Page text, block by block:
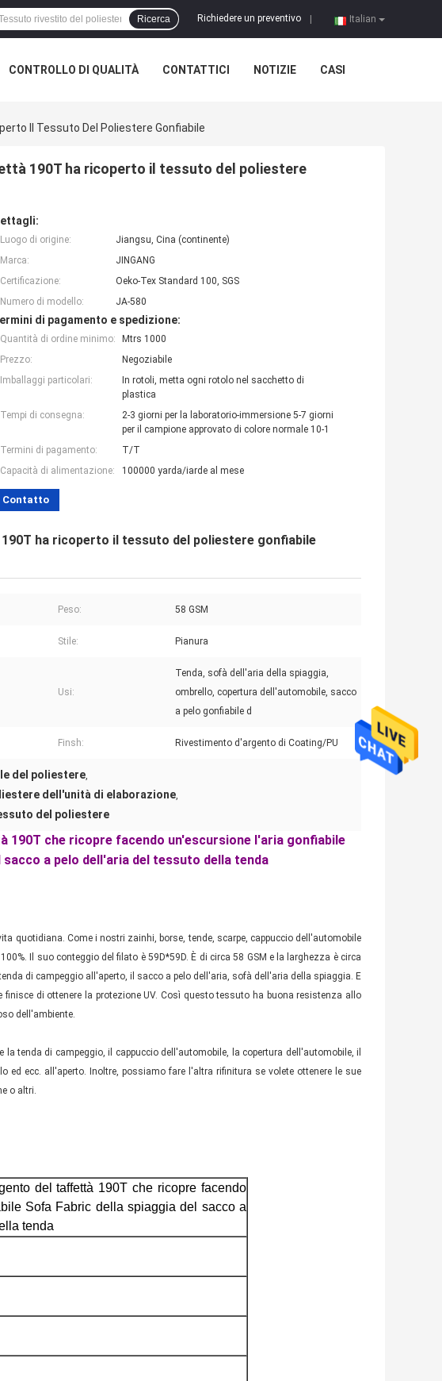
Italian
Richiedere un preventivo
Ricerca
CONTROLLO DI QUALITÀ CONTATTICI NOTIZIE CASI
Il Tessuto Del Poliestere Gonfiabile
190T ha ricoperto il tessuto del poliestere
Luogo di origine:
Jiangsu, Cina (continente)
Marca:
JINGANG
Certificazione:
Oeko-Tex Standard 100, SGS
Numero di modello:
JA-580
di pagamento e spedizione:
Quantità di ordine minimo:
Mtrs 1000
Prezzo:
Negoziabile
Imballaggi particolari:
In rotoli, metta ogni rotolo nel sacchetto di
plastica
Tempi di consegna:
2-3 giorni per la laboratorio-immersione 5-7 giorni
per il campione approvato di colore normale 10-1
Termini di pagamento:
T/T
Capacità di alimentazione:
100000 yarda/iarde al mese
Contatto
ha ricoperto il tessuto del poliestere gonfiabile
Peso: 58 GSM
Stile: Pianura
Usi:
Tenda, sofà dell'aria della spiaggia,
ombrello, copertura dell'automobile, sacco
a pelo gonfiabile d
Finsh: Rivestimento d'argento di Coating/PU
del poliestere,
dell'unità di elaborazione,
del poliestere
che ricopre facendo un'escursione l'aria gonfiabile
a pelo dell'aria del tessuto della tenda
quotidiana. Come i nostri zainhi, borse, tende, scarpe, cappuccio dell'automobile
Il suo conteggio del filato è 59D*59D. È di circa 58 GSM e la larghezza è circa
di campeggio all'aperto, il sacco a pelo dell'aria, sofà dell'aria della spiaggia. E
di ottenere la protezione UV. Così questo tessuto ha buona resistenza allo
dell'ambiente.
tenda di campeggio, il cappuccio dell'automobile, la copertura dell'automobile, il
ed ecc. all'aperto. Inoltre, possiamo fare l'altra rifinitura se volete ottenere le sue
o altri.
del taffettà 190T che ricopre facendo
Sofa Fabric della spiaggia del sacco a
tenda